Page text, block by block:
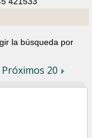
la búsqueda por
Próximos 20